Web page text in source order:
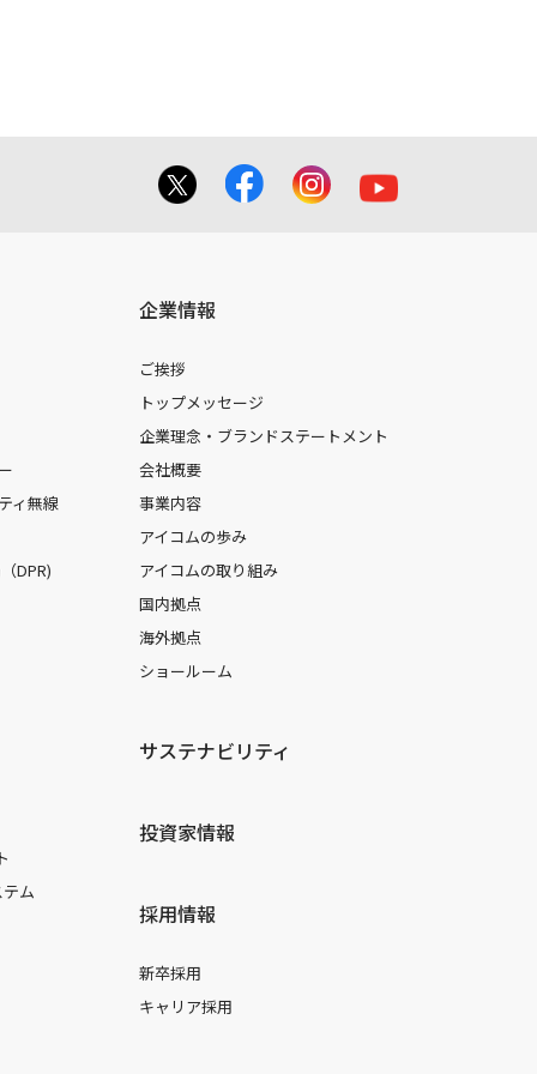
ィ無線
DPR)
ム
企業情報
ご挨拶
トップメッセージ
企業理念・ブランドステートメント
会社概要
事業内容
アイコムの歩み
アイコムの取り組み
国内拠点
海外拠点
ショールーム
サステナビリティ
投資家情報
採用情報
新卒採用
キャリア採用